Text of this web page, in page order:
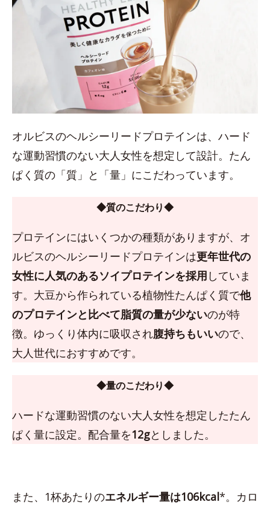
オルビスのヘルシーリードプロテインは、ハード
な運動習慣のない大人女性を想定して設計。たん
ぱく質の「質」と「量」にこだわっています。
◆質のこだわり◆
プロテインにはいくつかの種類がありますが、オ
ルビスのヘルシーリードプロテインは更年世代の
女性に人気のあるソイプロテインを採用 していま
す。大豆から作られている植物性たんぱく質で他
のプロテインと比べて脂質の量が少ないのが特
徴。ゆっくり体内に吸収され腹持ちもいいので、
大人世代におすすめです。
◆量のこだわり◆
ハードな運動習慣のない大人女性を想定したたん
ぱく量に設定。配合量を12gとしました。
また、1杯あたりのエネルギー量は106kcal*。カロ